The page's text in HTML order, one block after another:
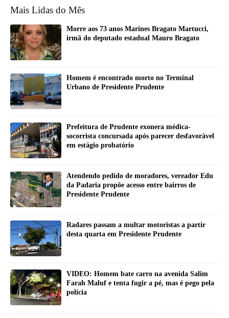
Mais Lidas do Mês
Morre aos 73 anos Marines Bragato Martucci,
irmã do deputado estadual Mauro Bragato
Homem é encontrado morto no Terminal
Urbano de Presidente Prudente
Prefeitura de Prudente exonera médica-
socorrista concursada após parecer desfavorável
em estágio probatório
Atendendo pedido de moradores, vereador Edu
da Padaria propõe acesso entre bairros de
Presidente Prudente
Radares passam a multar motoristas a partir
desta quarta em Presidente Prudente
VIDEO: Homem bate carro na avenida Salim
Farah Maluf e tenta fugir a pé, mas é pego pela
polícia